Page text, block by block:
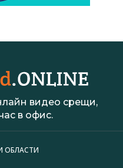
видео срещи,
в офис.
ОБЛАСТИ